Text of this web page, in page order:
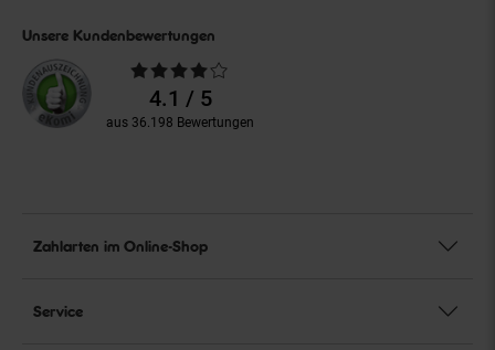
Unsere Kundenbewertungen
Durchschnittliche
Bewertungen4.1 / 5
aus 36.198 Bewertungen
Zahlarten im Online-Shop
Service